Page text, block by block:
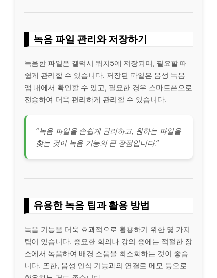
녹음 파일 관리와 저장하기
녹음한 파일은 갤럭시 워치5에 저장되며, 필요할 때
쉽게 관리할 수 있습니다. 저장된 파일은 음성 녹음
앱 내에서 확인할 수 있고, 필요한 경우 스마트폰으로
전송하여 더욱 편리하게 관리할 수 있습니다.
“녹음 파일을 손쉽게 관리하고, 원하는 파일을
찾는 것이 녹음 기능의 큰 장점입니다.”
유용한 녹음 팁과 활용 방법
녹음 기능을 더욱 효과적으로 활용하기 위한 몇 가지
팁이 있습니다. 중요한 회의나 강의 중에는 적절한 장
소에서 녹음하여 배경 소음을 최소화하는 것이 좋습
니다. 또한, 음성 인식 기능과의 연결로 메모 등으로